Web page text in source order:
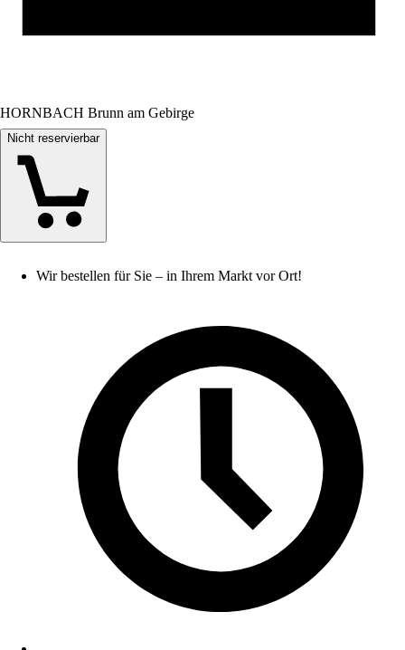
HORNBACH Brunn am Gebirge
Nicht reservierbar
Wir bestellen für Sie – in Ihrem Markt vor Ort!